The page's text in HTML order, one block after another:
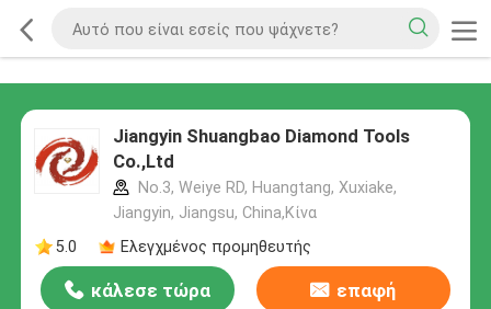
Jiangyin Shuangbao Diamond Tools
Co.,Ltd
No.3, Weiye RD, Huangtang, Xuxiake,
Jiangyin, Jiangsu, China,Κίνα
5.0
Ελεγχμένος προμηθευτής
κάλεσε τώρα επαφή